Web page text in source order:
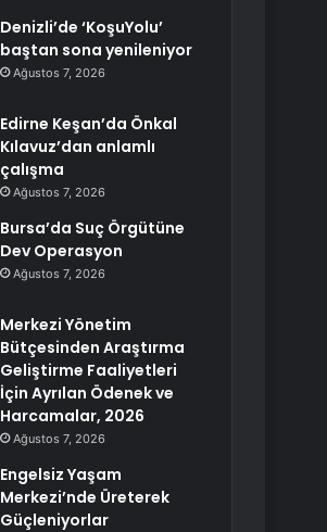
Denizli’de ‘KoşuYolu’
baştan sona yenileniyor
Ağustos 7, 2026
Edirne Keşan’da Önkal
Kılavuz’dan anlamlı
çalışma
Ağustos 7, 2026
Bursa’da Suç Örgütüne
Dev Operasyon
Ağustos 7, 2026
Merkezi Yönetim
Bütçesinden Araştırma
Geliştirme Faaliyetleri
İçin Ayrılan Ödenek ve
Harcamalar, 2026
Ağustos 7, 2026
Engelsiz Yaşam
Merkezi’nde Üreterek
Güçleniyorlar